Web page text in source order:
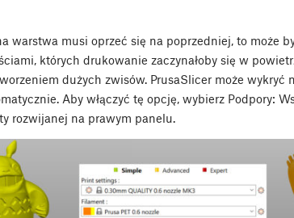
warstwa musi oprzeć się na poprzedniej, to może
których drukowanie zaczynałoby się w
dużych zwisów. PrusaSlicer może wykryć
Aby włączyć tę opcję, wybierz Podpory:
rozwijanej na prawym panelu.